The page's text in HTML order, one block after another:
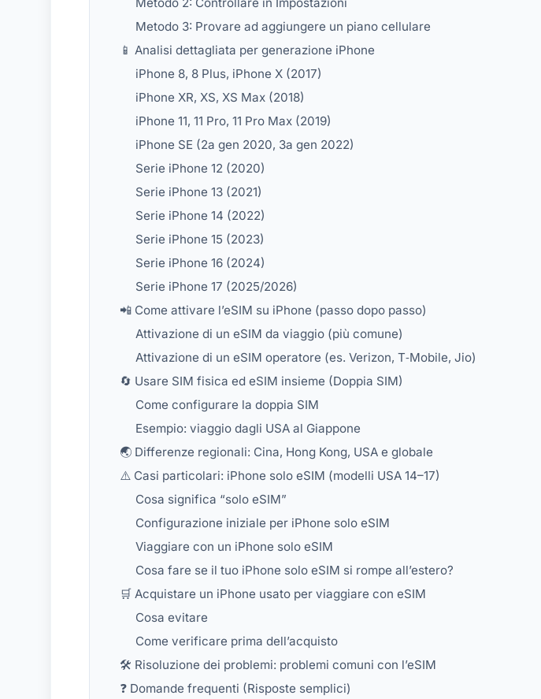
Metodo 3: Provare ad aggiungere un piano cellulare
📱 Analisi dettagliata per generazione iPhone
iPhone 8, 8 Plus, iPhone X (2017)
iPhone XR, XS, XS Max (2018)
iPhone 11, 11 Pro, 11 Pro Max (2019)
iPhone SE (2a gen 2020, 3a gen 2022)
Serie iPhone 12 (2020)
Serie iPhone 13 (2021)
Serie iPhone 14 (2022)
Serie iPhone 15 (2023)
Serie iPhone 16 (2024)
Serie iPhone 17 (2025/2026)
📲 Come attivare l’eSIM su iPhone (passo dopo passo)
Attivazione di un eSIM da viaggio (più comune)
Attivazione di un eSIM operatore (es. Verizon, T‑Mobile, Jio)
🔄 Usare SIM fisica ed eSIM insieme (Doppia SIM)
Come configurare la doppia SIM
Esempio: viaggio dagli USA al Giappone
🌏 Differenze regionali: Cina, Hong Kong, USA e globale
⚠️ Casi particolari: iPhone solo eSIM (modelli USA 14–17)
Cosa significa “solo eSIM”
Configurazione iniziale per iPhone solo eSIM
Viaggiare con un iPhone solo eSIM
Cosa fare se il tuo iPhone solo eSIM si rompe all’estero?
🛒 Acquistare un iPhone usato per viaggiare con eSIM
Cosa evitare
Come verificare prima dell’acquisto
🛠️ Risoluzione dei problemi: problemi comuni con l’eSIM
❓ Domande frequenti (Risposte semplici)